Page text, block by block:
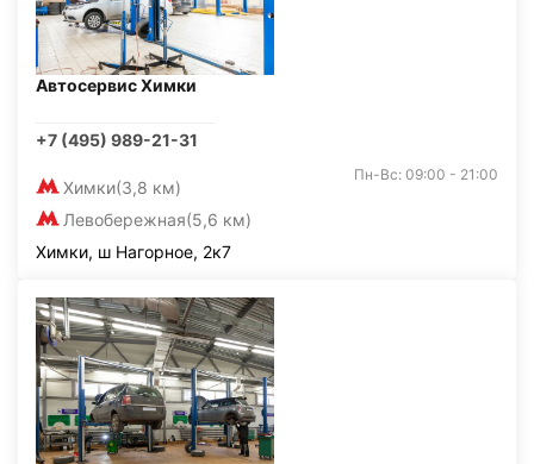
Автосервис Химки
+7 (495) 989-21-31
Химки(3,8 км)
Левобережная(5,6 км)
Пн-Вс: 09:00 - 21:00
Химки, ш Нагорное, 2к7